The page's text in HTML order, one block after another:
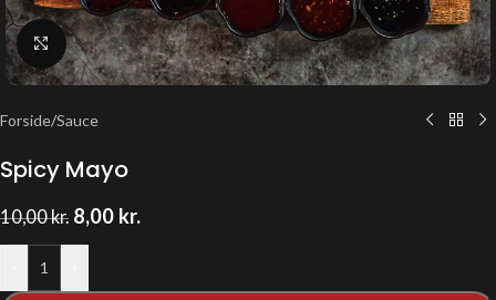
Klik for at forstørre
Forside/Sauce
Spicy Mayo
10,00kr. 8,00 kr.